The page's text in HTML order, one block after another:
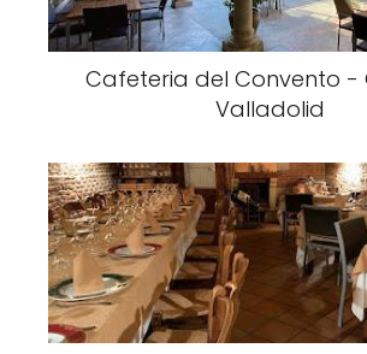
Cafeteria del Convento -
Valladolid